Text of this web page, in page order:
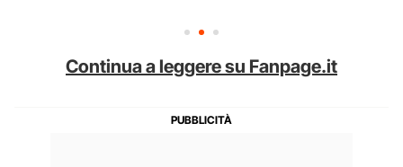
Continua a leggere su Fanpage.it